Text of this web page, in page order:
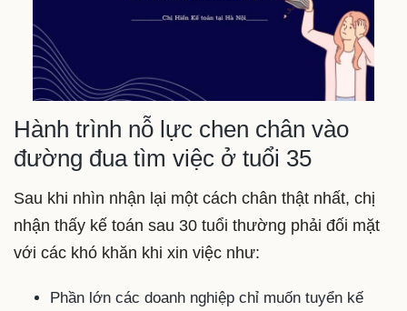
Hành trình nỗ lực chen chân vào
đường đua tìm việc ở tuổi 35
Sau khi nhìn nhận lại một cách chân thật nhất, chị
nhận thấy kế toán sau 30 tuổi thường phải đối mặt
với các khó khăn khi xin việc như:
Phần lớn các doanh nghiệp chỉ muốn tuyển kế